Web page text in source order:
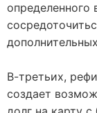
определенного
В-третьих,
создает